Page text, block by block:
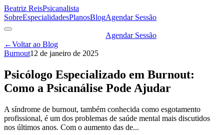
Beatriz ReisPsicanalista
SobreEspecialidadesPlanosBlogAgendar Sessão
Agendar Sessão
←Voltar ao Blog
Burnout12 de janeiro de 2025
Psicólogo Especializado em Burnout:
Como a Psicanálise Pode Ajudar
A síndrome de burnout, também conhecida como esgotamento
profissional, é um dos problemas de saúde mental mais discutidos
nos últimos anos. Com o aumento das de...